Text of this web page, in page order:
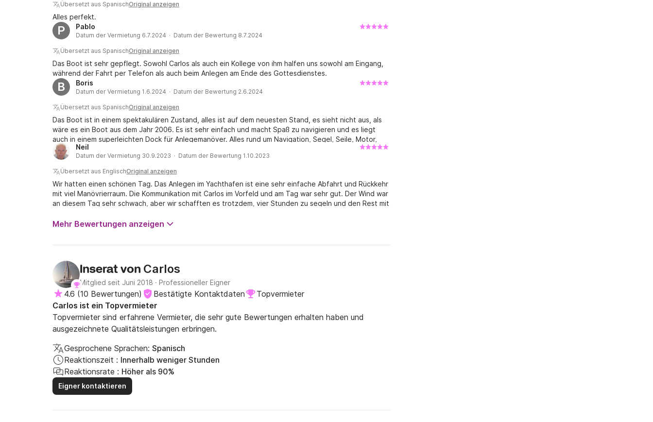
Übersetzt aus SpanischOriginal anzeigen
Alles perfekt.
P Pablo
Datum der Vermietung 6.7.2024 · Datum der Bewertung 8.7.2024
Übersetzt aus SpanischOriginal anzeigen
Das Boot ist sehr gepflegt. Sowohl Carlos als auch ein Kollege von ihm halfen uns sowohl am Eingang,
während der Fahrt per Telefon als auch beim Anlegen am Ende des Gottesdienstes.
B Boris
Datum der Vermietung 1.6.2024 · Datum der Bewertung 2.6.2024
Übersetzt aus SpanischOriginal anzeigen
Das Boot ist in einem spektakulären Zustand, alles ist auf dem neuesten Stand, es sieht nicht aus, als
wäre es ein Boot aus dem Jahr 2006. Es ist sehr einfach und macht Spaß zu navigieren und es liegt
auch in einem superleichten Dock für Anlegemanöver. Alles rund um Navigation, Segel, Seile, Motor,
Bugstrahlruder usw. ist neu oder sehr gut erhalten. Darüber hinaus sind auch die
Navigationsinstrumente großartig, es verfügt über einen modernen Plotter mit vielen Optionen und
integriertem AIS und im gleichen Bereich gibt es Instrumente für Autopilot, Wind (real und scheinbar),
dass jeder auch mit ausgefahrenen Segeln bequem an Deck sitzen konnte. Auch die Innenaufteilung ist
sehr geräumig, obwohl wir, da wir ihn nur einen Tag hatten, nicht viel Zeit darin verbrachten (der
Kühlschrank wird sehr kalt). Alles war super, sehr sauber und der Besitzer war sehr freundlich.
Neil
Datum der Vermietung 30.9.2023 · Datum der Bewertung 1.10.2023
Übersetzt aus EnglischOriginal anzeigen
Wir hatten einen schönen Tag. Das Anlegen im Yachthafen ist eine sehr einfache Abfahrt und Rückkehr
mit viel Manövrierraum. Die Kommunikation mit Carlos im Vorfeld und am Tag war sehr gut. Der Wind war
an diesem Tag sehr schwach, aber wir schafften es trotzdem, vier Stunden zu segeln und den Rest mit
Besatzungsmitglieder eine Premiere war!
Mehr Bewertungen anzeigen
Inserat von Carlos
Mitglied seit Juni 2018 · Professioneller Eigner
4.6 (10 Bewertungen) Bestätigte Kontaktdaten
Topvermieter
Carlos ist ein Topvermieter
Topvermieter sind erfahrene Vermieter, die sehr gute Bewertungen erhalten haben und
ausgezeichnete Qualitätsleistungen erbringen.
Gesprochene Sprachen: Spanisch
Reaktionszeit : Innerhalb weniger Stunden
Reaktionsrate : Höher als 90%
Eigner kontaktieren